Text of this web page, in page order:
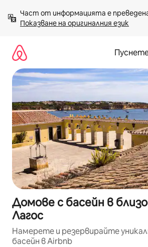
към
съдържанието
Показване на оригиналния език
Домове с басейн в
Лагос
Намерете и резервирайте
басейн в Airbnb